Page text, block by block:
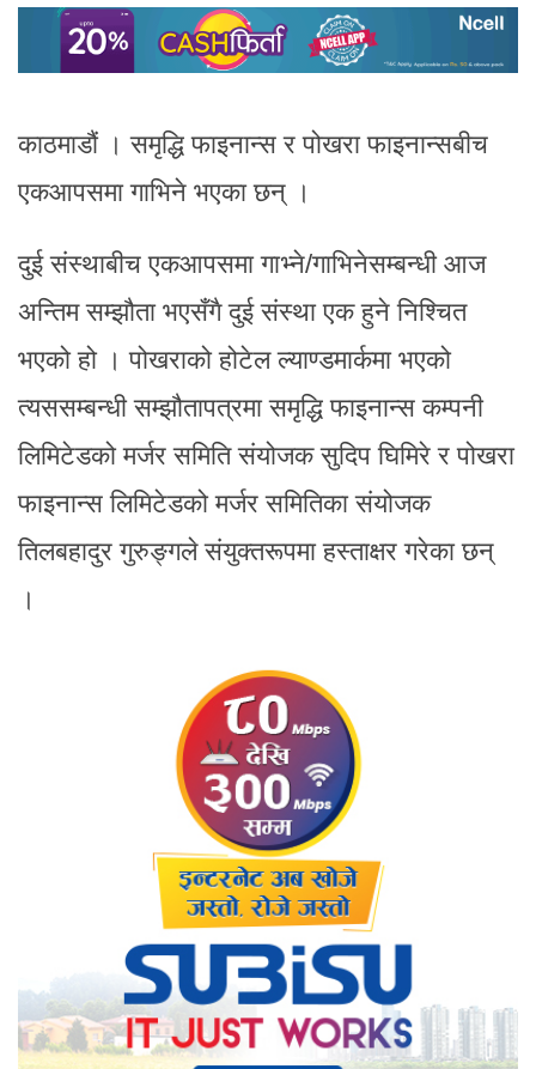
काठमाडौं । समृद्धि फाइनान्स र पोखरा फाइनान्सबीच
एकआपसमा गाभिने भएका छन् ।
दुई संस्थाबीच एकआपसमा गाभ्ने/गाभिनेसम्बन्धी आज
अन्तिम सम्झौता भएसँगै दुई संस्था एक हुने निश्चित
भएको हो । पोखराको होटेल ल्याण्डमार्कमा भएको
त्यससम्बन्धी सम्झौतापत्रमा समृद्धि फाइनान्स कम्पनी
लिमिटेडको मर्जर समिति संयोजक सुदिप घिमिरे र पोखरा
फाइनान्स लिमिटेडको मर्जर समितिका संयोजक
तिलबहादुर गुरुङ्गले संयुक्तरूपमा हस्ताक्षर गरेका छन्
।